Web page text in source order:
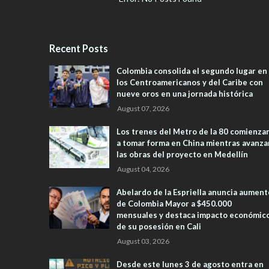
Recent Posts
Colombia consolida el segundo lugar en
los Centroamericanos y del Caribe con
nueve oros en una jornada histórica
August 07, 2026
Los trenes del Metro de la 80
a tomar forma en China mientras
las obras del proyecto en Medellín
August 04, 2026
Abelardo de la Espriella anuncia
de Colombia Mayor a $450.000
mensuales y destaca impacto
de su posesión en Cali
August 03, 2026
Desde este lunes 3 de agosto entra en